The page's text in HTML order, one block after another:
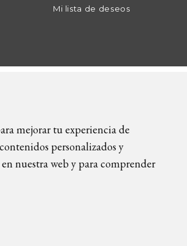
mejorar tu experiencia de
personalizados y
nuestra web y para comprender
Mi lista de deseos
|